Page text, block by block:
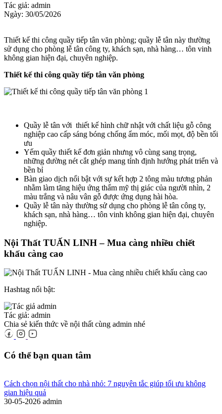
Tác giả: admin
Ngày: 30/05/2026
Thiết kế thi công quầy tiếp tân văn phòng; quầy lễ tân này thường
sử dụng cho phòng lễ tân công ty, khách sạn, nhà hàng… tôn vinh
không gian hiện đại, chuyên nghiệp.
Thiết kế thi công quầy tiếp tân văn phòng
Quầy lễ tân với thiết kế hình chữ nhật với chất liệu gỗ công
nghiệp cao cấp sáng bóng chống ẩm móc, mối mọt, độ bền tối
ưu
Yếm quầy thiết kế đơn giản nhưng vô cùng sang trọng,
những đường nét cắt ghép mang tính định hướng phát triển và
bền bỉ
Bàn giao dịch nổi bật với sự kết hợp 2 tông màu tương phản
nhằm làm tăng hiệu ứng thẩm mỹ thị giác của người nhìn, 2
màu trắng và nâu vân gỗ được ứng dụng hài hòa.
Quầy lễ tân này thường sử dụng cho phòng lễ tân công ty,
khách sạn, nhà hàng… tôn vinh không gian hiện đại, chuyên
nghiệp.
Nội Thất TUẤN LINH – Mua càng nhiều chiết
khấu càng cao
Hashtag nổi bật:
Tác giả: admin
Chia sẻ kiến thức về nội thất cùng admin nhé
Có thể bạn quan tâm
Cách chọn nội thất cho nhà nhỏ: 7 nguyên tắc giúp tối ưu không
gian hiệu quả
30-05-2026 admin